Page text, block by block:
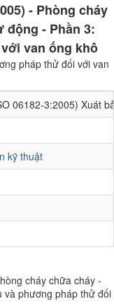
- Phòng cháy
động - Phần 3:
van ống khô
pháp thử đối với van
06182-3:2005) Xuát
kỹ thuật
cháy chữa cháy -
và phương pháp thử đối